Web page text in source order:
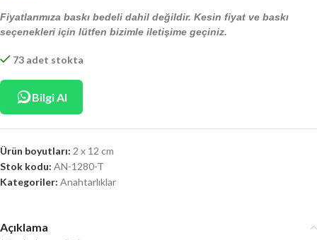
Fiyatlarımıza baskı bedeli dahil değildir. Kesin fiyat ve baskı
seçenekleri için lütfen bizimle iletişime geçiniz.
73 adet stokta
Bilgi Al
Ürün boyutları: 2 x 12 cm
Stok kodu: AN-1280-T
Kategoriler: Anahtarlıklar
Açıklama